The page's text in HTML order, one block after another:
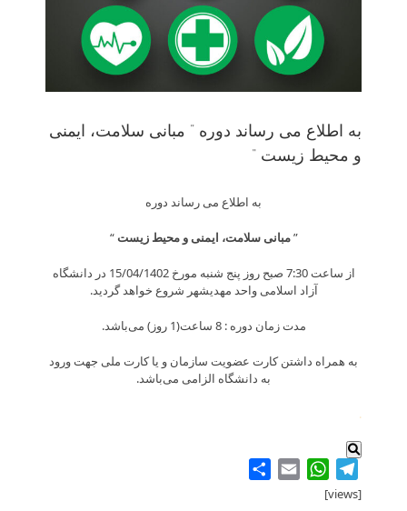
به اطلاع می رساند دوره ” مبانی سلامت، ایمنی
و محیط زیست “
به اطلاع می رساند دوره
”مبانی سلامت، ایمنی و محیط زیست“
از ساعت 7:30 صبح روز پنج شنبه مورخ 15/04/1402 در دانشگاه
آزاد اسلامی واحد مهدیشهر شروع خواهد گردید.
مدت زمان دوره : 8 ساعت(1 روز) می‌باشد.
به همراه داشتن کارت عضویت سازمان و یا کارت ملی جهت ورود
به دانشگاه الزامی می‌باشد.
.
Telegram
WhatsApp
Email
[views]